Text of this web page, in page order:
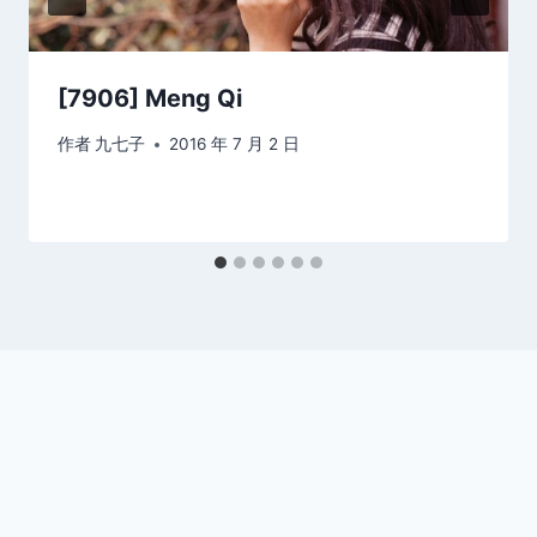
[7906] Meng Qi
作者 九七子 2016 年 7 月 2 日